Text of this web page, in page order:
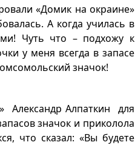
«Домик на окраине»
А когда училась в
Чуть что – подхожу к
у меня всегда в запасе
значок!
Александр Алпаткин для
значок и приколола
что сказал: «Вы будете